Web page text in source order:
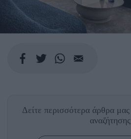
Δείτε περισσότερα άρθρα μας
αναζήτησης